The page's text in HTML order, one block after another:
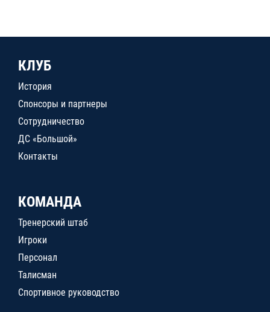
КЛУБ
История
Спонсоры и партнеры
Сотрудничество
ДС «Большой»
Контакты
КОМАНДА
Тренерский штаб
Игроки
Персонал
Талисман
Спортивное руководство